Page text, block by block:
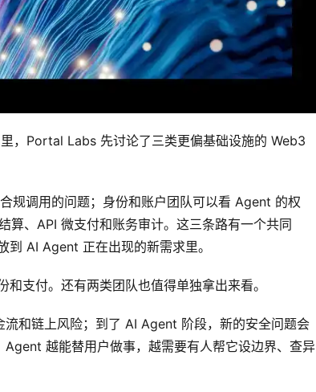
，Portal Labs 先讨论了三类更偏基础设施的 Web3
规调用的问题；身份和账户团队可以看 Agent 的权
、API 微支付和账务审计。这三条路有一个共同
AI Agent 正在出现的新需求里。
支付。还有两类团队也值得单独拿出来看。
和链上风险；到了 AI Agent 阶段，新的安全问题会
越能替用户做事，越需要有人帮它设边界、查异